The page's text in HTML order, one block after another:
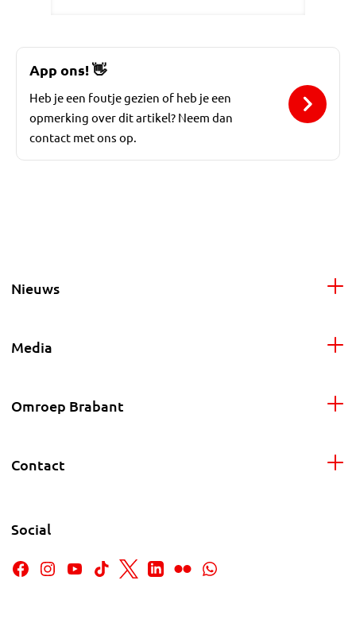
App ons!👋
Heb je een foutje gezien of heb je een
opmerking over dit artikel? Neem dan
contact met ons op.
Nieuws
Media
Omroep Brabant
Contact
Social